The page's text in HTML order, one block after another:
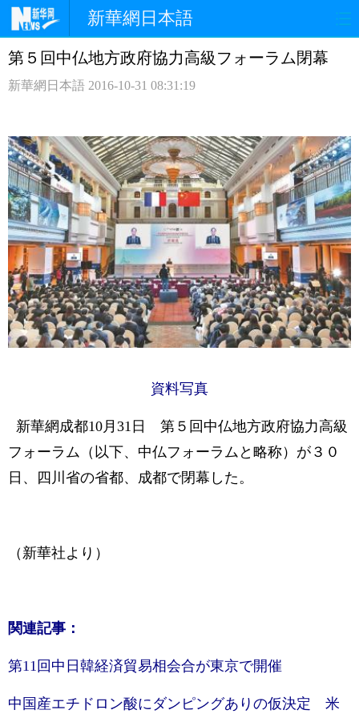
新華網日本語
ホームページ 政治 経済
観光 評論 写真
中日対訳
第５回中仏地方政府協力高級フォーラム閉幕
新華網日本語 2016-10-31 08:31:19
資料写真
新華網成都10月31日 第５回中仏地方政府協力高級
フォーラム（以下、中仏フォーラムと略称）が３０
日、四川省の省都、成都で閉幕した。
（新華社より）
関連記事：
第11回中日韓経済貿易相会合が東京で開催
中国産エチドロン酸にダンピングありの仮決定 米